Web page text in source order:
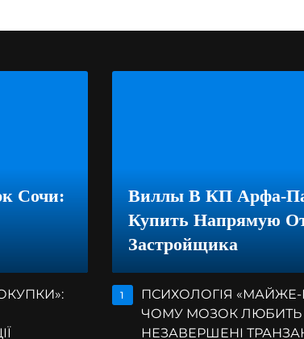
Сочи:
Виллы В КП Арфа-
Купить Напрямую
Застройщика
1
ПСИХОЛОГІЯ
ЧОМУ МОЗОК ЛЮБИТЬ
НЕЗАВЕРШЕНІ